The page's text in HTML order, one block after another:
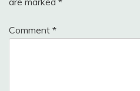
Comment *